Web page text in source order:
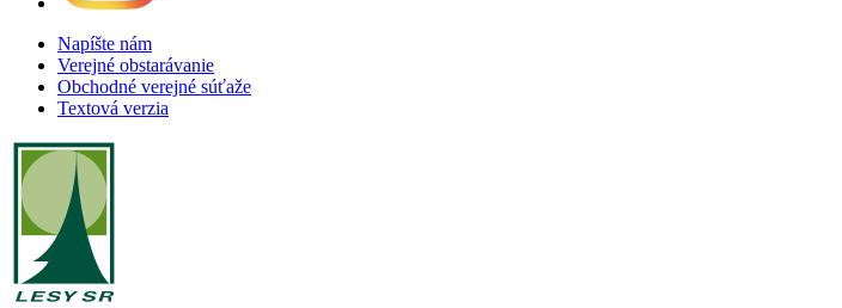
Napíšte nám
Verejné obstarávanie
Obchodné verejné súťaže
Textová verzia